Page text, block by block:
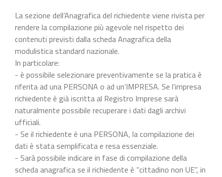
La sezione dell’Anagrafica del richiedente viene rivista per
rendere la compilazione più agevole nel rispetto dei
contenuti previsti dalla scheda Anagrafica della
modulistica standard nazionale.
In particolare:
- è possibile selezionare preventivamente se la pratica è
riferita ad una PERSONA o ad un’IMPRESA. Se l’impresa
richiedente è già iscritta al Registro Imprese sarà
naturalmente possibile recuperare i dati dagli archivi
ufficiali.
- Se il richiedente è una PERSONA, la compilazione dei
dati è stata semplificata e resa essenziale.
- Sarà possibile indicare in fase di compilazione della
scheda anagrafica se il richiedente è “cittadino non UE”, in